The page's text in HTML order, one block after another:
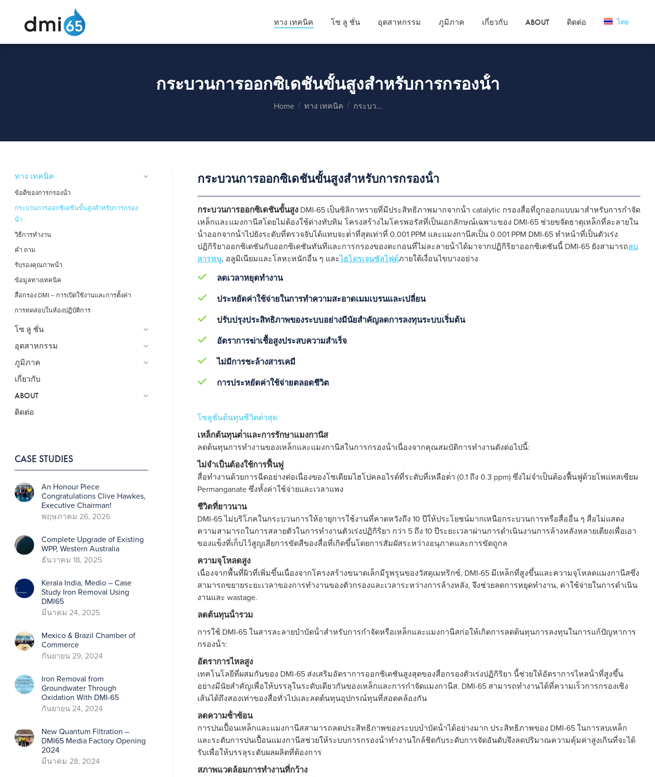
ทาง เทคนิค โซ ลู ชั่น อุตสาหกรรม ภูมิภาค เกี่ยวกับ ABOUT ติดต่อ ไทย
กระบวนการออกซิเดชันขั้นสูงสําหรับการกรองน้ํา
You are here:
Home ทาง เทคนิค กระบว…
กระบวนการออกซิเดชันขั้นสูงสําหรับการกรองน้ํา
กระบวนการออกซิเดชันขั้นสูง DMI-65 เป็นซิลิกาทรายที่มีประสิทธิภาพมากจากน้ํา catalytic กรองสื่อที่ถูกออกแบบมาสําหรับการกําจัด
เหล็กและแมงกานีสโดยไม่ต้องใช้ด่างทับทิม โครงสร้างไมโครพอรัสที่เป็นเอกลักษณ์เฉพาะของ DMI-65 ช่วยขจัดธาตุเหล็กที่ละลายใน
น้ําออกจากน้ําไปยังระดับที่ตรวจจับได้แทบจะต่ําที่สุดเท่าที่ 0.001 PPM และแมงกานีสเป็น 0.001 PPM DMI-65 ทําหน้าที่เป็นตัวเร่ง
ปฏิกิริยาออกซิเดชันกับออกซิเดชันทันทีและการกรองของตะกอนที่ไม่ละลายน้ําได้มาจากปฏิกิริยาออกซิเดชันนี้ DMI-65 ยังสามารถลบ
สารหนู, อลูมิเนียมและโลหะหนักอื่น ๆ และไฮโดรเจนซัลไฟด์ภายใต้เงื่อนไขบางอย่าง
ลดเวลาหยุดทํางาน
ประหยัดค่าใช้จ่ายในการทําความสะอาดเมมเบรนและเปลี่ยน
ปรับปรุงประสิทธิภาพของระบบอย่างมีนัยสําคัญลดการลงทุนระบบเริ่มต้น
อัตราการฆ่าเชื้อสูงประสบความสําเร็จ
ไม่มีการชะล้างสารเคมี
การประหยัดค่าใช้จ่ายตลอดชีวิต
โซลูชั่นต้นทุนชีวิตต่ําสุด
เหล็กต้นทุนต่ําและการรักษาแมงกานีส
ลดต้นทุนการทํางานของเหล็กและแมงกานีสในการกรองน้ําเนื่องจากคุณสมบัติการทํางานดังต่อไปนี้:
ไม่จําเป็นต้องใช้การฟื้นฟู
สื่อทํางานด้วยการฉีดอย่างต่อเนื่องของโซเดียมไฮโปคลอไรต์ที่ระดับที่เหลือต่ํา (0.1 ถึง 0.3 ppm) ซึ่งไม่จําเป็นต้องฟื้นฟูด้วยโพแทสเซียม
Permanganate ซึ่งทั้งค่าใช้จ่ายและเวลาแพง
ชีวิตที่ยาวนาน
DMI-65 ไม่บริโภคในกระบวนการให้อายุการใช้งานที่คาดหวังถึง 10 ปีให้ประโยชน์มากเหนือกระบวนการหรือสื่ออื่น ๆ สื่อไม่แสดง
ความสามารถในการสลายตัวในการทํางานตัวเร่งปฏิกิริยา กว่า 5 ถึง 10 ปีระยะเวลาผ่านการดําเนินงานการล้างหลังหลายเตียงเพื่อเอา
ของแข็งที่เก็บไว้สูญเสียการขัดสีของสื่อที่เกิดขึ้นโดยการสัมผัสระหว่างอนุภาคและการขัดถูกล
ความจุโหลดสูง
เนื่องจากพื้นที่ผิวที่เพิ่มขึ้นเนื่องจากโครงสร้างขนาดเล็กมีรูพรุนของวัสดุเมทริกซ์, DMI-65 มีเหล็กที่สูงขึ้นและความจุโหลดแมงกานีสซึ่ง
สามารถขยายระยะเวลาของการทํางานของตัวกรองและเวลาระหว่างการล้างหลัง, จึงช่วยลดการหยุดทํางาน, ค่าใช้จ่ายในการดําเนิน
งานและ wastage.
ลดต้นทุนน้ํารวม
การใช้ DMI-65 ในสารละลายบําบัดน้ําสําหรับการกําจัดหรือเหล็กและแมงกานีสก่อให้เกิดการลดต้นทุนการลงทุนในการแก้ปัญหาการ
กรองน้ํา:
อัตราการไหลสูง
เทคโนโลยีที่ผสมกันของ DMI-65 ส่งเสริมอัตราการออกซิเดชันสูงสุดของสื่อกรองตัวเร่งปฏิกิริยา นี้ช่วยให้อัตราการไหลน้ําที่สูงขึ้น
อย่างมีนัยสําคัญเพื่อให้บรรลุในระดับเดียวกันของเหล็กและการกําจัดแมงกานีส. DMI-65 สามารถทํางานได้ที่ความเร็วการกรองเชิง
เส้นได้ถึงสองเท่าของสื่อทั่วไปและลดต้นทุนอุปกรณ์ทุนที่สอดคล้องกัน
ลดความซ้ําซ้อน
การปนเปื้อนเหล็กและแมงกานีสสามารถลดประสิทธิภาพของระบบบําบัดน้ําได้อย่างมาก ประสิทธิภาพของ DMI-65 ในการลบเหล็ก
และระดับการปนเปื้อนแมงกานีสช่วยให้ระบบการกรองน้ําทํางานใกล้ชิดกับระดับการจัดอันดับจึงลดปริมาณความคุ้มค่าสูงเกินที่จะได้
รับเพื่อให้บรรลุระดับผลผลิตที่ต้องการ
สภาพแวดล้อมการทํางานที่กว้าง
ทาง เทคนิค
ข้อดีของการกรองน้ํา
กระบวนการออกซิเดชันขั้นสูงสําหรับการกรอง
น้ํา
วิธีการทํางาน
คำ ถาม
รับรองคุณภาพน้ํา
ข้อมูลทางเทคนิค
สื่อกรอง DMI – การเปิดใช้งานและการตั้งค่า
การทดสอบในห้องปฏิบัติการ
โซ ลู ชั่น
อุตสาหกรรม
ภูมิภาค
เกี่ยวกับ
ABOUT
ติดต่อ
CASE STUDIES
An Honour Piece
Congratulations Clive Hawkes,
Executive Chairman!
พฤษภาคม 26, 2026
Complete Upgrade of Existing
WPP, Western Australia
ธันวาคม 18, 2025
Kerala India, Medio – Case
Study Iron Removal Using
DMI65
มีนาคม 24, 2025
Mexico & Brazil Chamber of
Commerce
กันยายน 29, 2024
Iron Removal from
Groundwater Through
Oxidation With DMI-65
กันยายน 24, 2024
New Quantum Filtration –
DMI65 Media Factory Opening
2024
มีนาคม 28, 2024